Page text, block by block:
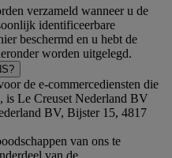
verzameld wanneer u de
identificeerbare
beschermd en u hebt de
worden uitgelegd.
de e-commercediensten die
is Le Creuset Nederland BV
BV, Bijster 15, 4817
van ons te